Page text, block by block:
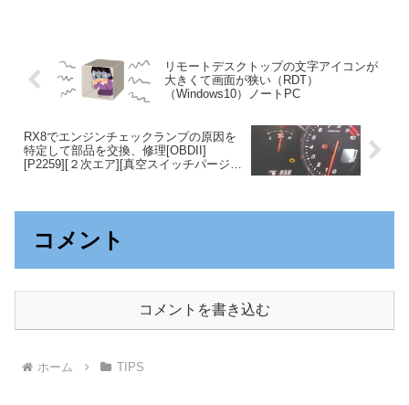
リモートデスクトップの文字アイコンが
大きくて画面が狭い（RDT）
（Windows10）ノートPC
RX8でエンジンチェックランプの原因を
特定して部品を交換、修理[OBDII]
[P2259][２次エア][真空スイッチパージ]
コメント
コメントを書き込む
ホーム TIPS